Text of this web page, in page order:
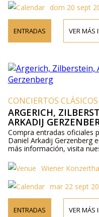
dom 20 sept
ENTRADAS VER MÁS
CONCIERTOS
ARGERICH,
ARKADIJ
Compra entradas oficiales
Daniel Arkadij Gerzenberg
más información, visita
Wiener
mar 22 sept
ENTRADAS VER MÁS